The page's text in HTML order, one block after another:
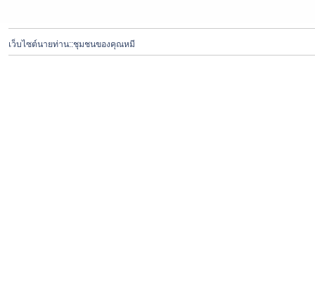
เว็บไซต์นายท่าน::ชุมชนของคุณหมี